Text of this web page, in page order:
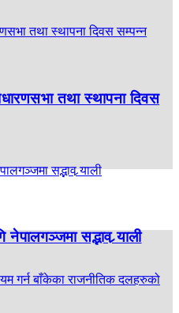
तथा स्थापना दिवस
सद्भाव र्‍याली